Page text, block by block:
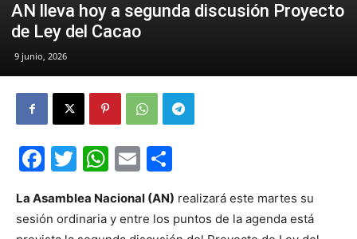
AN lleva hoy a segunda discusión Proyecto
de Ley del Cacao
9 junio, 2026
Facebook
Twitter
WhatsApp
Email
La Asamblea Nacional (AN) realizará este martes su
sesión ordinaria y entre los puntos de la agenda está